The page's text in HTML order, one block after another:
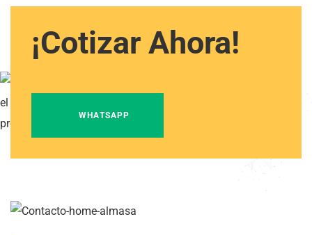
¡Cotizar Ahora!
WHATSAPP